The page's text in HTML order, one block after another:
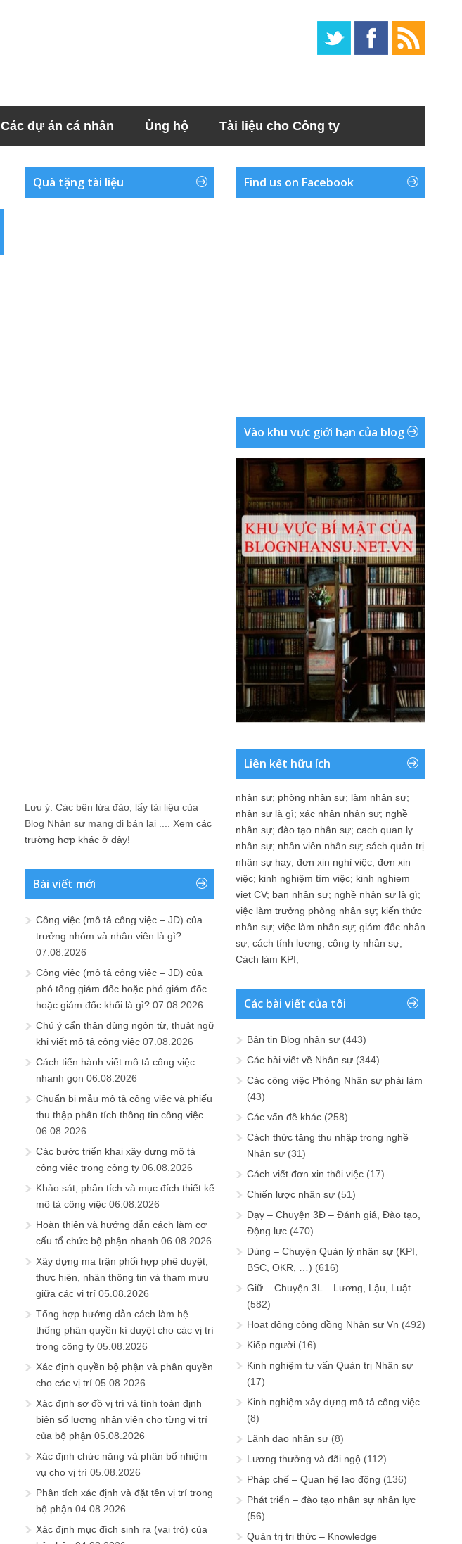
Các dự án cá nhân Ủng hộ Tài liệu cho Công ty
Quà tặng tài liệu
Lưu ý: Các bên lừa đảo, lấy tài liệu của
Blog Nhân sự mang đi bán lại .... Xem các
trường hợp khác ở đây!
Bài viết mới
Công việc (mô tả công việc – JD) của
trưởng nhóm và nhân viên là gì?
07.08.2026
Công việc (mô tả công việc – JD) của
phó tổng giám đốc hoặc phó giám đốc
hoặc giám đốc khối là gì? 07.08.2026
Chú ý cẩn thận dùng ngôn từ, thuật ngữ
khi viết mô tả công việc 07.08.2026
Cách tiến hành viết mô tả công việc
nhanh gọn 06.08.2026
Chuẩn bị mẫu mô tả công việc và phiếu
thu thập phân tích thông tin công việc
06.08.2026
Các bước triển khai xây dựng mô tả
công việc trong công ty 06.08.2026
Khảo sát, phân tích và mục đích thiết kế
mô tả công việc 06.08.2026
Hoàn thiện và hướng dẫn cách làm cơ
cấu tổ chức bộ phận nhanh 06.08.2026
Xây dựng ma trận phối hợp phê duyệt,
thực hiện, nhận thông tin và tham mưu
giữa các vị trí 05.08.2026
Tổng hợp hướng dẫn cách làm hệ
thống phân quyền kí duyệt cho các vị trí
trong công ty 05.08.2026
Xác định quyền bộ phận và phân quyền
cho các vị trí 05.08.2026
Xác định sơ đồ vị trí và tính toán định
biên số lượng nhân viên cho từng vị trí
của bộ phận 05.08.2026
Xác định chức năng và phân bổ nhiệm
vụ cho vị trí 05.08.2026
Phân tích xác định và đặt tên vị trí trong
bộ phận 04.08.2026
Xác định mục đích sinh ra (vai trò) của
Find us on Facebook
Vào khu vực giới hạn của blog
Liên kết hữu ích
nhân sự; phòng nhân sự; làm nhân sự;
nhân sự là gì; xác nhận nhân sự; nghề
nhân sự; đào tạo nhân sự; cach quan ly
nhân sự; nhân viên nhân sự; sách quản trị
nhân sự hay; đơn xin nghỉ việc; đơn xin
việc; kinh nghiệm tìm việc; kinh nghiem
viet CV; ban nhân sự; nghề nhân sự là gì;
việc làm trưởng phòng nhân sự; kiến thức
nhân sự; việc làm nhân sự; giám đốc nhân
sự; cách tính lương; công ty nhân sự;
Cách làm KPI;
Các bài viết của tôi
Bản tin Blog nhân sự (443)
Các bài viết về Nhân sự (344)
Các công việc Phòng Nhân sự phải làm
(43)
Các vấn đề khác (258)
Cách thức tăng thu nhập trong nghề
Nhân sự (31)
Cách viết đơn xin thôi việc (17)
Chiến lược nhân sự (51)
Dạy – Chuyện 3Đ – Đánh giá, Đào tạo,
Động lực (470)
Dùng – Chuyện Quản lý nhân sự (KPI,
BSC, OKR, …) (616)
Giữ – Chuyện 3L – Lương, Lậu, Luật
(582)
Hoạt động cộng đồng Nhân sự Vn (492)
Kiếp người (16)
Kinh nghiệm tư vấn Quản trị Nhân sự
(17)
Kinh nghiệm xây dựng mô tả công việc
(8)
Lãnh đạo nhân sự (8)
Lương thưởng và đãi ngộ (112)
Pháp chế – Quan hệ lao động (136)
Phát triển – đào tạo nhân sự nhân lực
(56)
Quản trị tri thức – Knowledge